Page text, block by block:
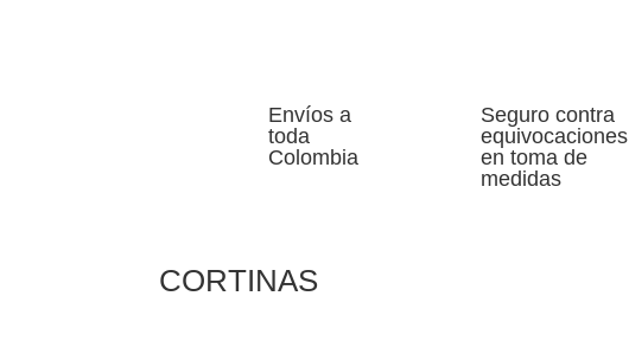
Envíos a
toda
Colombia
Seguro contra
equivocaciones
en toma de
medidas
CORTINAS